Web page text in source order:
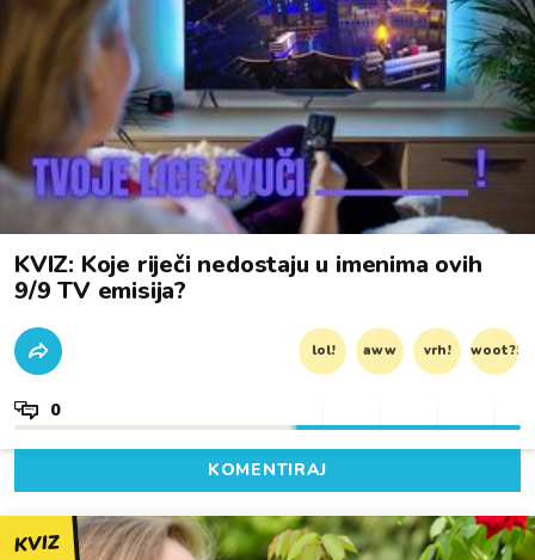
KVIZ: Koje riječi nedostaju u imenima ovih
9/9 TV emisija?
lol! aww vrh! woot?!
0
KOMENTIRAJ
KVIZ